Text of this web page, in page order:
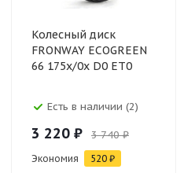
Колесный диск
FRONWAY ECOGREEN
66 175x/0x D0 ET0
Есть в наличии (2)
3 220 ₽ 3 740 ₽
Экономия 520 ₽